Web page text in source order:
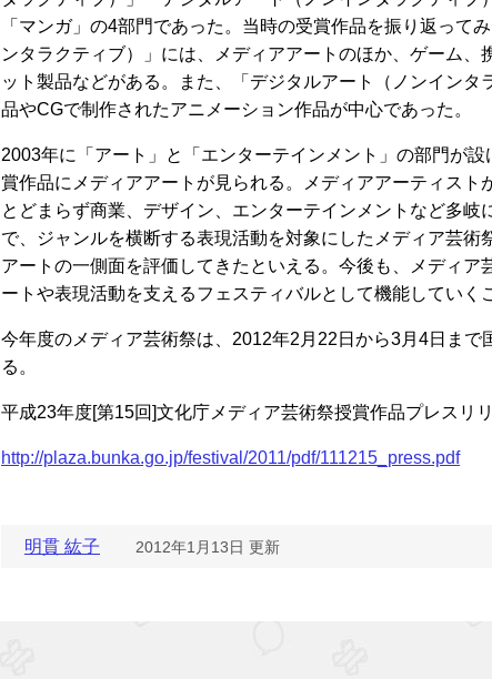
「マンガ」の4部門であった。当時の受賞作品を振り返って
ンタラクティブ）」には、メディアアートのほか、ゲーム、
ット製品などがある。また、「デジタルアート（ノンインタ
品やCGで制作されたアニメーション作品が中心であった。
2003年に「アート」と「エンターテインメント」の部門が
賞作品にメディアアートが見られる。メディアアーティスト
とどまらず商業、デザイン、エンターテインメントなど多岐
で、ジャンルを横断する表現活動を対象にしたメディア芸術
アートの一側面を評価してきたといえる。今後も、メディア
ートや表現活動を支えるフェスティバルとして機能していく
今年度のメディア芸術祭は、2012年2月22日から3月4日まで
る。
平成23年度[第15回]文化庁メディア芸術祭授賞作品プレスリ
http://plaza.bunka.go.jp/festival/2011/pdf/111215_press.pdf
明貫 紘子 2012年1月13日 更新